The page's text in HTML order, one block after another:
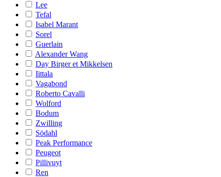
Lee
Tefal
Isabel Marant
Sorel
Guerlain
Alexander Wang
Day Birger et Mikkelsen
Iittala
Vagabond
Roberto Cavalli
Wolford
Bodum
Zwilling
Södahl
Peak Performance
Peugeot
Pillivuyt
Ren